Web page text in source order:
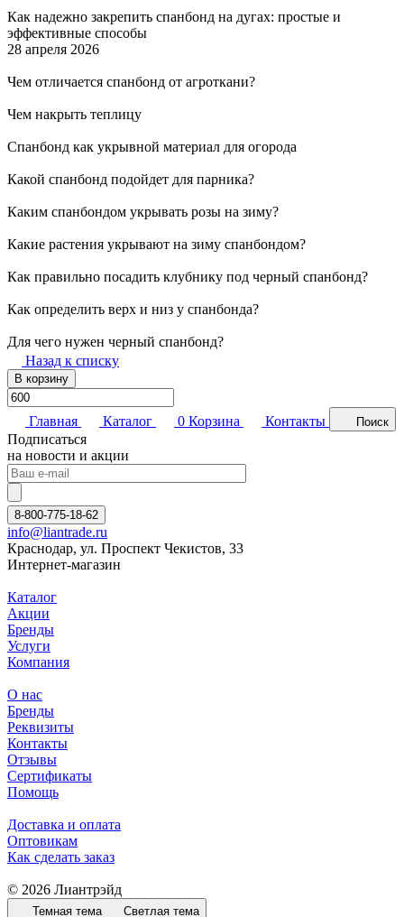
Как надежно закрепить спанбонд на дугах: простые и
эффективные способы
28 апреля 2026
Чем отличается спанбонд от агроткани?
Чем накрыть теплицу
Спанбонд как укрывной материал для огорода
Какой спанбонд подойдет для парника?
Каким спанбондом укрывать розы на зиму?
Какие растения укрывают на зиму спанбондом?
Как правильно посадить клубнику под черный спанбонд?
Как определить верх и низ у спанбонда?
Для чего нужен черный спанбонд?
Назад к списку
В корзину
Главная Каталог 0 Корзина Контакты Поиск
Подписаться
на новости и акции
8-800-775-18-62
info@liantrade.ru
Краснодар, ул. Проспект Чекистов, 33
Интернет-магазин
Каталог
Акции
Бренды
Услуги
Компания
О нас
Бренды
Реквизиты
Контакты
Отзывы
Сертификаты
Помощь
Доставка и оплата
Оптовикам
Как сделать заказ
© 2026 Лиантрэйд
Темная тема Светлая тема